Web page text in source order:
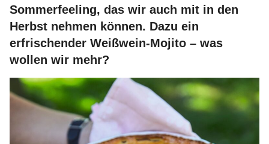
Sommerfeeling, das wir auch mit in den
Herbst nehmen können. Dazu ein
erfrischender Weißwein-Mojito – was
wollen wir mehr?